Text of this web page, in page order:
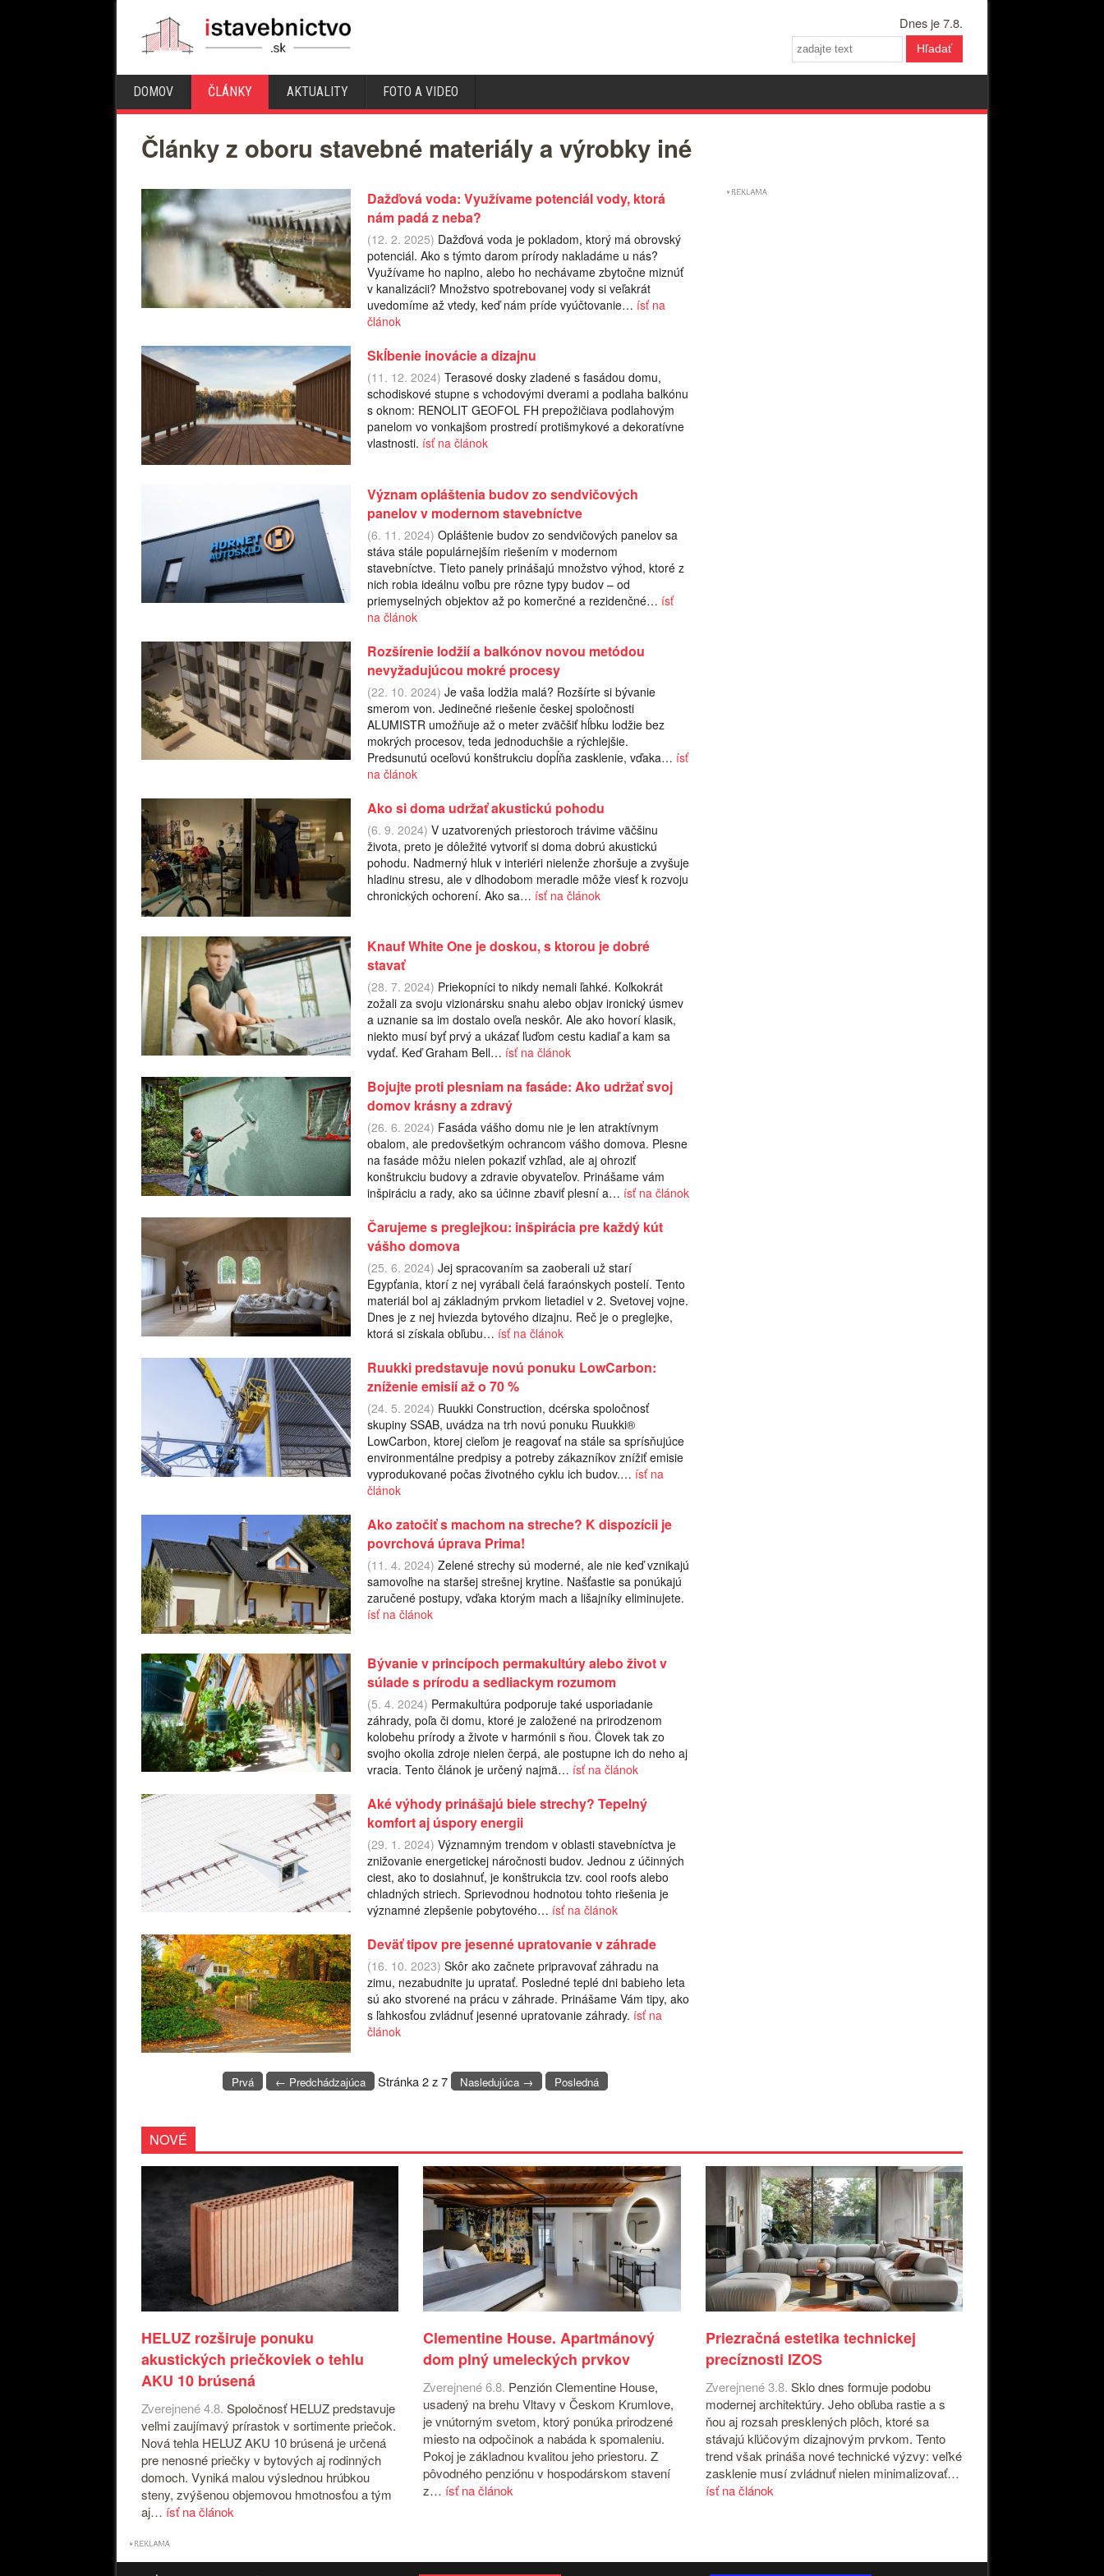
Dnes je 7.8.
Hľadať
DOMOV ČLÁNKY AKTUALITY FOTO A VIDEO
Články z oboru stavebné materiály a výrobky iné
Dažďová voda: Využívame potenciál vody, ktorá
nám padá z neba?
(12. 2. 2025) Dažďová voda je pokladom, ktorý má obrovský
potenciál. Ako s týmto darom prírody nakladáme u nás?
Využívame ho naplno, alebo ho nechávame zbytočne miznúť
v kanalizácii? Množstvo spotrebovanej vody si veľakrát
uvedomíme až vtedy, keď nám príde vyúčtovanie… ísť na
článok
Skĺbenie inovácie a dizajnu
(11. 12. 2024) Terasové dosky zladené s fasádou domu,
schodiskové stupne s vchodovými dverami a podlaha balkónu
s oknom: RENOLIT GEOFOL FH prepožičiava podlahovým
panelom vo vonkajšom prostredí protišmykové a dekoratívne
vlastnosti. ísť na článok
Význam opláštenia budov zo sendvičových
panelov v modernom stavebníctve
(6. 11. 2024) Opláštenie budov zo sendvičových panelov sa
stáva stále populárnejším riešením v modernom
stavebníctve. Tieto panely prinášajú množstvo výhod, ktoré z
nich robia ideálnu voľbu pre rôzne typy budov – od
priemyselných objektov až po komerčné a rezidenčné… ísť
na článok
Rozšírenie lodžií a balkónov novou metódou
nevyžadujúcou mokré procesy
(22. 10. 2024) Je vaša lodžia malá? Rozšírte si bývanie
smerom von. Jedinečné riešenie českej spoločnosti
ALUMISTR umožňuje až o meter zväčšiť hĺbku lodžie bez
mokrých procesov, teda jednoduchšie a rýchlejšie.
Predsunutú oceľovú konštrukciu dopĺňa zasklenie, vďaka… ísť
na článok
Ako si doma udržať akustickú pohodu
(6. 9. 2024) V uzatvorených priestoroch trávime väčšinu
života, preto je dôležité vytvoriť si doma dobrú akustickú
pohodu. Nadmerný hluk v interiéri nielenže zhoršuje a zvyšuje
hladinu stresu, ale v dlhodobom meradle môže viesť k rozvoju
chronických ochorení. Ako sa… ísť na článok
Knauf White One je doskou, s ktorou je dobré
stavať
(28. 7. 2024) Priekopníci to nikdy nemali ľahké. Koľkokrát
zožali za svoju vizionársku snahu alebo objav ironický úsmev
a uznanie sa im dostalo oveľa neskôr. Ale ako hovorí klasik,
niekto musí byť prvý a ukázať ľuďom cestu kadiaľ a kam sa
vydať. Keď Graham Bell… ísť na článok
Bojujte proti plesniam na fasáde: Ako udržať svoj
domov krásny a zdravý
(26. 6. 2024) Fasáda vášho domu nie je len atraktívnym
obalom, ale predovšetkým ochrancom vášho domova. Plesne
na fasáde môžu nielen pokaziť vzhľad, ale aj ohroziť
konštrukciu budovy a zdravie obyvateľov. Prinášame vám
inšpiráciu a rady, ako sa účinne zbaviť plesní a… ísť na článok
Čarujeme s preglejkou: inšpirácia pre každý kút
vášho domova
(25. 6. 2024) Jej spracovaním sa zaoberali už starí
Egypťania, ktorí z nej vyrábali čelá faraónskych postelí. Tento
materiál bol aj základným prvkom lietadiel v 2. Svetovej vojne.
Dnes je z nej hviezda bytového dizajnu. Reč je o preglejke,
ktorá si získala obľubu… ísť na článok
Ruukki predstavuje novú ponuku LowCarbon:
zníženie emisií až o 70 %
(24. 5. 2024) Ruukki Construction, dcérska spoločnosť
skupiny SSAB, uvádza na trh novú ponuku Ruukki®
LowCarbon, ktorej cieľom je reagovať na stále sa sprísňujúce
environmentálne predpisy a potreby zákazníkov znížiť emisie
vyprodukované počas životného cyklu ich budov.… ísť na
článok
Ako zatočiť s machom na streche? K dispozícii je
povrchová úprava Prima!
(11. 4. 2024) Zelené strechy sú moderné, ale nie keď vznikajú
samovoľne na staršej strešnej krytine. Našťastie sa ponúkajú
zaručené postupy, vďaka ktorým mach a lišajníky eliminujete.
ísť na článok
Bývanie v princípoch permakultúry alebo život v
súlade s prírodu a sedliackym rozumom
(5. 4. 2024) Permakultúra podporuje také usporiadanie
záhrady, poľa či domu, ktoré je založené na prirodzenom
kolobehu prírody a živote v harmónii s ňou. Človek tak zo
svojho okolia zdroje nielen čerpá, ale postupne ich do neho aj
vracia. Tento článok je určený najmä… ísť na článok
Aké výhody prinášajú biele strechy? Tepelný
komfort aj úspory energii
(29. 1. 2024) Významným trendom v oblasti stavebníctva je
znižovanie energetickej náročnosti budov. Jednou z účinných
ciest, ako to dosiahnuť, je konštrukcia tzv. cool roofs alebo
chladných striech. Sprievodnou hodnotou tohto riešenia je
významné zlepšenie pobytového… ísť na článok
Deväť tipov pre jesenné upratovanie v záhrade
(16. 10. 2023) Skôr ako začnete pripravovať záhradu na
zimu, nezabudnite ju upratať. Posledné teplé dni babieho leta
sú ako stvorené na prácu v záhrade. Prinášame Vám tipy, ako
s ľahkosťou zvládnuť jesenné upratovanie záhrady. ísť na
článok
Prvá ← Predchádzajúca Stránka 2 z 7 Nasledujúca → Posledná
NOVÉ
HELUZ rozširuje ponuku
akustických priečkoviek o tehlu
AKU 10 brúsená
Zverejnené 4.8. Spoločnosť HELUZ predstavuje
veľmi zaujímavý prírastok v sortimente priečok.
Nová tehla HELUZ AKU 10 brúsená je určená
pre nenosné priečky v bytových aj rodinných
domoch. Vyniká malou výslednou hrúbkou
steny, zvýšenou objemovou hmotnosťou a tým
aj… ísť na článok
Clementine House. Apartmánový
dom plný umeleckých prvkov
Zverejnené 6.8. Penzión Clementine House,
usadený na brehu Vltavy v Českom Krumlove,
je vnútorným svetom, ktorý ponúka prirodzené
miesto na odpočinok a nabáda k spomaleniu.
Pokoj je základnou kvalitou jeho priestoru. Z
pôvodného penziónu v hospodárskom stavení
z… ísť na článok
Priezračná estetika technickej
precíznosti IZOS
Zverejnené 3.8. Sklo dnes formuje podobu
modernej architektúry. Jeho obľuba rastie a s
ňou aj rozsah presklených plôch, ktoré sa
stávajú kľúčovým dizajnovým prvkom. Tento
trend však prináša nové technické výzvy: veľké
zasklenie musí zvládnuť nielen minimalizovať…
ísť na článok